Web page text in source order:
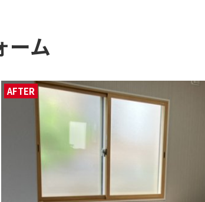
ーム
AFTER